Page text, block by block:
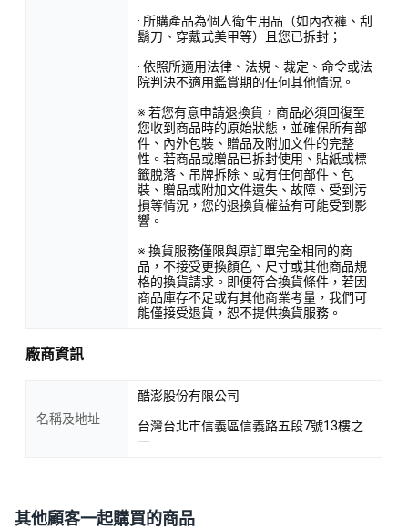
· 所購產品為個人衛生用品（如內衣褲、刮
鬍刀、穿戴式美甲等）且您已拆封；
· 依照所適用法律、法規、裁定、命令或法
院判決不適用鑑賞期的任何其他情況。
※ 若您有意申請退換貨，商品必須回復至
您收到商品時的原始狀態，並確保所有部
件、內外包裝、贈品及附加文件的完整
性。若商品或贈品已拆封使用、貼紙或標
籤脫落、吊牌拆除、或有任何部件、包
裝、贈品或附加文件遺失、故障、受到污
損等情況，您的退換貨權益有可能受到影
響。
※ 換貨服務僅限與原訂單完全相同的商
品，不接受更換顏色、尺寸或其他商品規
格的換貨請求。即便符合換貨條件，若因
商品庫存不足或有其他商業考量，我們可
能僅接受退貨，恕不提供換貨服務。
廠商資訊
名稱及地址
酷澎股份有限公司
台灣台北市信義區信義路五段7號13樓之
一
其他顧客一起購買的商品